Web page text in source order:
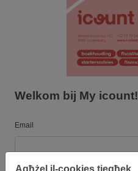
Agħżel il-cookies tiegħek
Welkom bij My icount!
Email
Password